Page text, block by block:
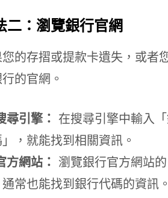
二：瀏覽銀行官網
的存摺或提款卡遺失，或者
的官網。
尋引擎：
在搜尋引擎中輸入
，就能找到相關資訊。
方網站：
瀏覽銀行官方網站
通常也能找到銀行代碼的資訊。